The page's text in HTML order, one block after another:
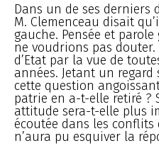
Dans un de ses derniers
M. Clemenceau disait
gauche. Pensée et
ne voudrions pas
d’Etat par la vue de
années. Jetant un
cette question
patrie en a-t-elle retiré ?
attitude sera-t-elle plus
écoutée dans les conflits
n’aura pu esquiver la